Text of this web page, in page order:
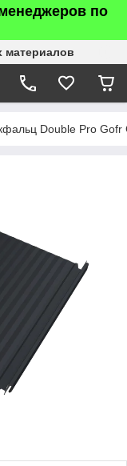
по
материалов
Double Pro